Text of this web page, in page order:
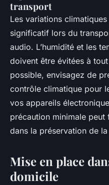
transport
Les variations
significatif lors du
audio. L’humidité et les
doivent être évitées à
possible, envisagez de
contrôle climatique pour
vos appareils
précaution minimale
dans la préservation de
Mise en place
domicile